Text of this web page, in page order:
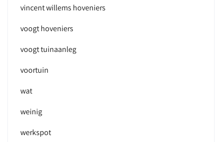
vincent willems hoveniers
voogt hoveniers
voogt tuinaanleg
voortuin
wat
weinig
werkspot